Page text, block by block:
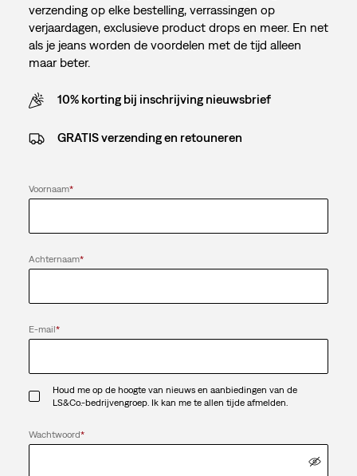
verzending op elke bestelling, verrassingen op
verjaardagen, exclusieve product drops en meer. En net
als je jeans worden de voordelen met de tijd alleen
maar beter.
10% korting bij inschrijving nieuwsbrief
GRATIS verzending en retouneren
Voornaam*
Achternaam*
E-mail*
Houd me op de hoogte van nieuws en aanbiedingen van de
LS&Co.-bedrijvengroep. Ik kan me te allen tijde afmelden.
Wachtwoord*